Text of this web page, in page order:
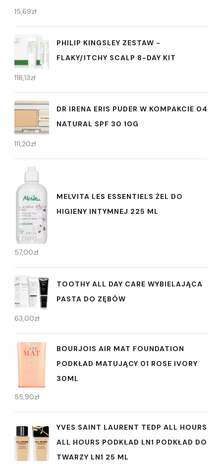
15,69zł
PHILIP KINGSLEY ZESTAW -
FLAKY/ITCHY SCALP 8-DAY KIT
118,13zł
DR IRENA ERIS PUDER W KOMPAKCIE 04
NATURAL SPF 30 10G
111,20zł
MELVITA LES ESSENTIELS ŻEL DO
HIGIENY INTYMNEJ 225 ML
57,00zł
TOOTHY ALL DAY CARE WYBIELAJĄCA
PASTA DO ZĘBÓW
63,00zł
BOURJOIS AIR MAT FOUNDATION
PODKŁAD MATUJĄCY 01 ROSE IVORY
30ML
55,90zł
YVES SAINT LAURENT TEDP ALL HOURS
ALL HOURS PODKŁAD LN1 PODKŁAD DO
TWARZY LN1 25 ML